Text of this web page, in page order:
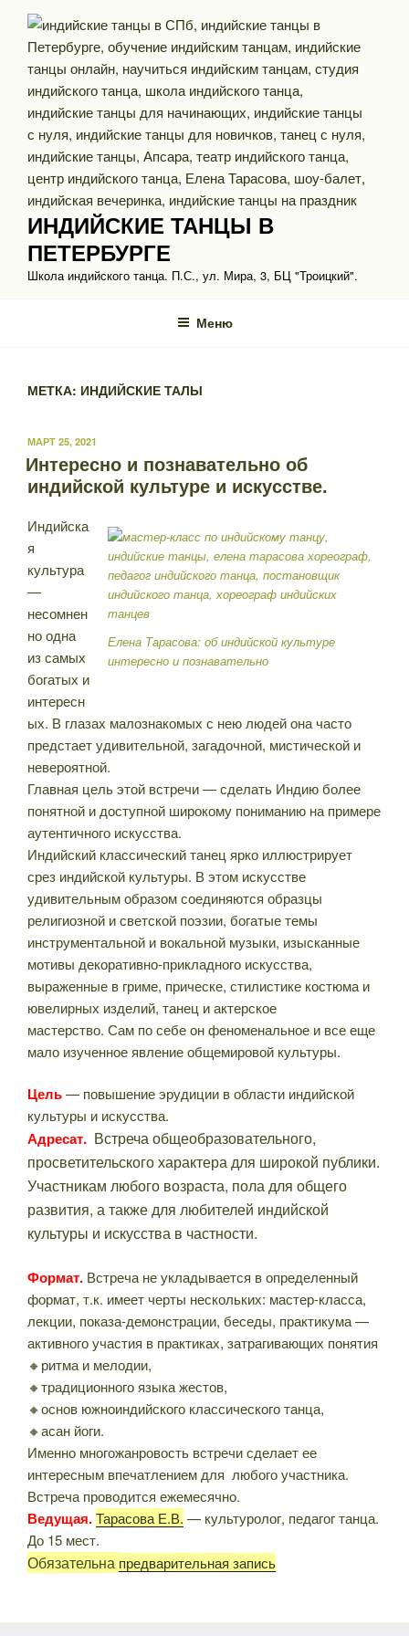
Перейти
содержимому
ИНДИЙСКИЕ ТАНЦЫ В
ПЕТЕРБУРГЕ
Школа индийского танца. П.С., ул. Мира, 3, БЦ "Троицкий".
Меню
МЕТКА: ИНДИЙСКИЕ ТАЛЫ
ОПУБЛИКОВАНО
МАРТ 25, 2021
Интересно и познавательно об
индийской культуре и искусстве.
Елена Тарасова: об индийской культуре
интересно и познавательно
Индийска
я
культура
—
несомнен
но одна
из самых
богатых и
интересн
ых. В глазах малознакомых с нею людей она часто
предстает удивительной, загадочной, мистической и
невероятной.
Главная цель этой встречи — сделать Индию более
понятной и доступной широкому пониманию на примере
аутентичного искусства.
Индийский классический танец ярко иллюстрирует
срез индийской культуры. В этом искусстве
удивительным образом соединяются образцы
религиозной и светской поэзии, богатые темы
инструментальной и вокальной музыки, изысканные
мотивы декоративно-прикладного искусства,
выраженные в гриме, прическе, стилистике костюма и
ювелирных изделий, танец и актерское
мастерство. Сам по себе он феноменальное и все еще
мало изученное явление общемировой культуры.
Цель— повышение эрудиции в области индийской
культуры и искусства.
Адресат. Встреча общеобразовательного,
просветительского характера для широкой публики.
Участникам любого возраста, пола для общего
развития, а также для любителей индийской
культуры и искусства в частности.
Формат. Встреча не укладывается в определенный
формат, т.к. имеет черты нескольких: мастер-класса,
лекции, показа-демонстрации, беседы, практикума —
активного участия в практиках, затрагивающих понятия
🔸ритма и мелодии,
🔸традиционного языка жестов,
🔸основ южноиндийского классического танца,
🔸асан йоги.
Именно многожанровость встречи сделает ее
интересным впечатлением для любого участника.
Встреча проводится ежемесячно.
Ведущая.Тарасова Е.В. — культуролог, педагог танца.
До 15 мест.
Обязательна предварительная запись